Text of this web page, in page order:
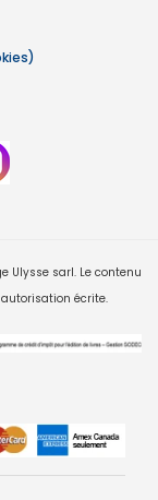
Ulysse sarl. Le contenu
écrite.